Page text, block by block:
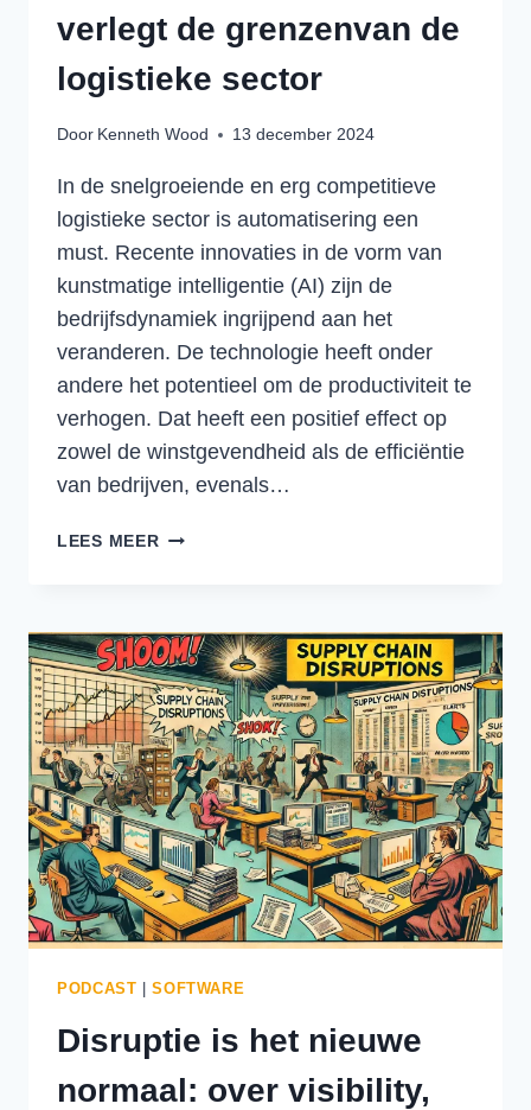
verlegt de grenzenvan de
logistieke sector
Door Kenneth Wood 13 december 2024
In de snelgroeiende en erg competitieve
logistieke sector is automatisering een
must. Recente innovaties in de vorm van
kunstmatige intelligentie (AI) zijn de
bedrijfsdynamiek ingrijpend aan het
veranderen. De technologie heeft onder
andere het potentieel om de productiviteit te
verhogen. Dat heeft een positief effect op
zowel de winstgevendheid als de efficiëntie
van bedrijven, evenals…
LEES MEERVAN
MINDER
KILOMETERS:
AI
VERLEGT
DE
GRENZENVAN
DE
LOGISTIEKE
SECTOR
PODCAST |SOFTWARE
Disruptie is het nieuwe
normaal: over visibility,